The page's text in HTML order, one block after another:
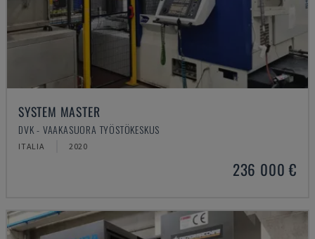
SYSTEM MASTER
DVK - VAAKASUORA TYÖSTÖKESKUS
ITALIA 2020
236 000 €